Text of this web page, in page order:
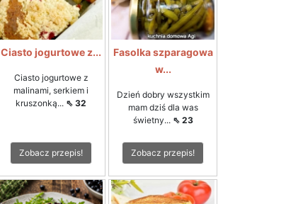
Ciasto jogurtowe z...
Ciasto jogurtowe z
malinami, serkiem i
kruszonką... ⇖ 32
Zobacz przepis!
Fasolka szparagowa
w...
Dzień dobry wszystkim
mam dziś dla was
świetny... ⇖ 23
Zobacz przepis!